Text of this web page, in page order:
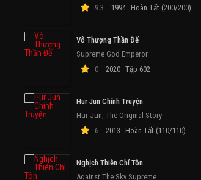
9.3
1994 Hoàn Tất (200/200)
Vô Thượng Thần Đế
Supreme God Emperor
0
2020 Tập 602
Hur Jun Chính Truyện
Hur Jun, The Original Story
6
2013 Hoàn Tất (110/110)
Nghịch Thiên Chí Tôn
Against The Sky Supreme